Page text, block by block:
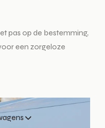
pas op de bestemming,
een zorgeloze